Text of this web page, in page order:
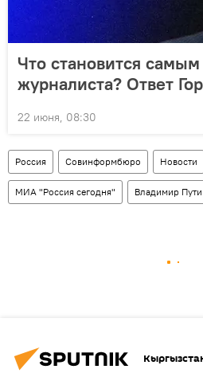
Что становится
журналиста? Ответ
22 июня, 08:30
Россия Совинформбюро Новости
МИА "Россия сегодня" Владимир